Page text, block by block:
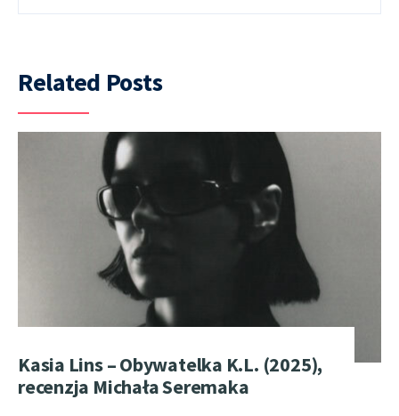
Related Posts
Kasia Lins – Obywatelka K.L. (2025),
recenzja Michała Seremaka